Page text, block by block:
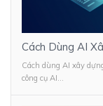
Cách Dùng AI
Cách dùng AI xây
công cụ AI...